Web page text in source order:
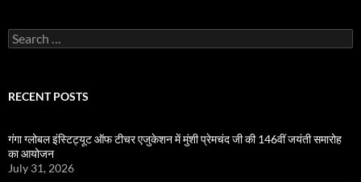
Search
for:
RECENT POSTS
गंगा ग्लोबल इंस्टिट्यूट ऑफ टीचर एजुकेशन में मुंशी प्रेमचंद जी की 146वीं जयंती समारोह
का आयोजन
July 31, 2026